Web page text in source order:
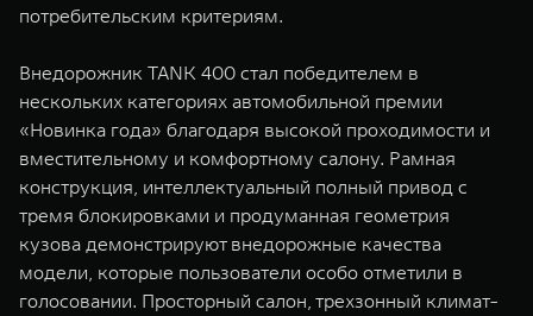
потребительским критериям.
Внедорожник TANK 400 стал победителем в
нескольких категориях автомобильной премии
«Новинка года» благодаря высокой проходимости и
вместительному и комфортному салону. Рамная
конструкция, интеллектуальный полный привод с
тремя блокировками и продуманная геометрия
кузова демонстрируют внедорожные качества
модели, которые пользователи особо отметили в
голосовании. Просторный салон, трехзонный климат-